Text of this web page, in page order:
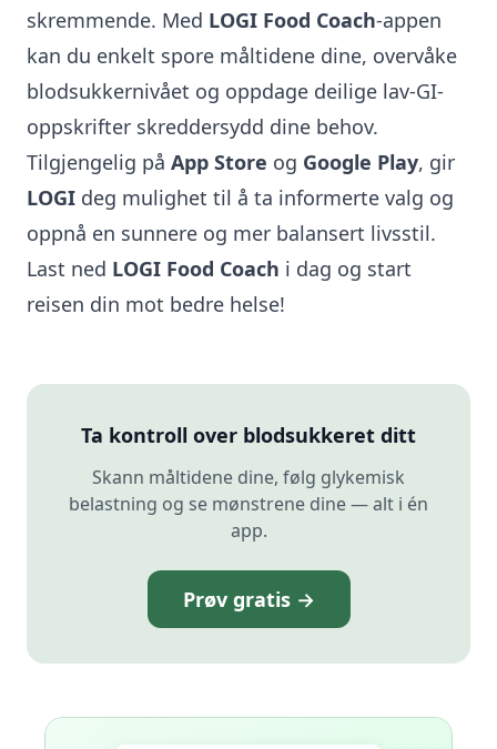
skremmende. Med LOGI Food Coach-appen
kan du enkelt spore måltidene dine, overvåke
blodsukkernivået og oppdage deilige lav-GI-
oppskrifter skreddersydd dine behov.
Tilgjengelig på App Store og Google Play, gir
LOGI deg mulighet til å ta informerte valg og
oppnå en sunnere og mer balansert livsstil.
Last ned LOGI Food Coach i dag og start
reisen din mot bedre helse!
Ta kontroll over blodsukkeret ditt
Skann måltidene dine, følg glykemisk
belastning og se mønstrene dine — alt i én
app.
Prøv gratis →